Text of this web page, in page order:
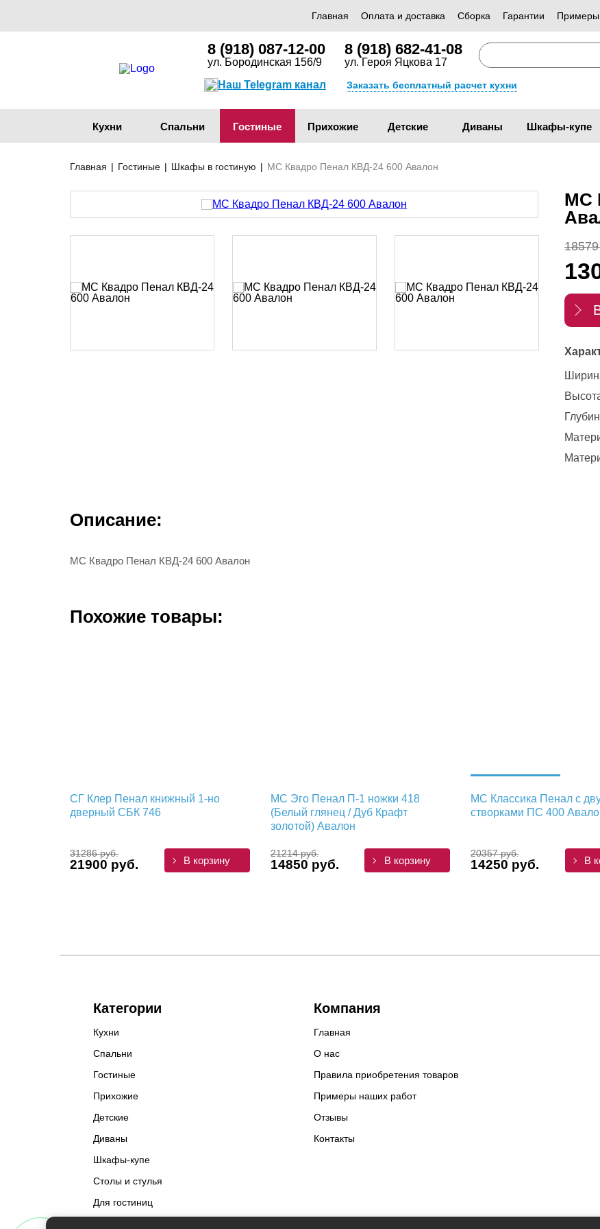
Главная Оплата и доставка Сборка Гарантии Примеры
8 (918) 087-12-00
ул. Бородинская 156/9
8 (918) 682-41-08
ул. Героя Яцкова 17
Наш Telegram канал Заказать бесплатный расчет кухни
Кухни Спальни Гостиные Прихожие Детские Диваны Шкафы-купе
Главная | Гостиные | Шкафы в гостиную | МС Квадро Пенал КВД-24 600 Авалон
МС
Описание:
МС Квадро Пенал КВД-24 600 Авалон
Похожие товары:
СГ Клер Пенал книжный 1-но
дверный СБК 746
31286 руб.
21900 руб. В корзину
МС Эго Пенал П-1 ножки 418
(Белый глянец / Дуб Крафт
золотой) Авалон
21214 руб.
14850 руб. В корзину
МС Классика Пенал с
створками ПС 400
20357 руб.
14250 руб. В
Категории
Кухни
Спальни
Гостиные
Прихожие
Детские
Диваны
Шкафы-купе
Столы и стулья
Для гостиниц
Компания
Главная
О нас
Правила приобретения товаров
Примеры наших работ
Отзывы
Контакты